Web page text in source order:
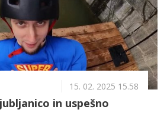
15. 02. 2025 15.58
in uspešno